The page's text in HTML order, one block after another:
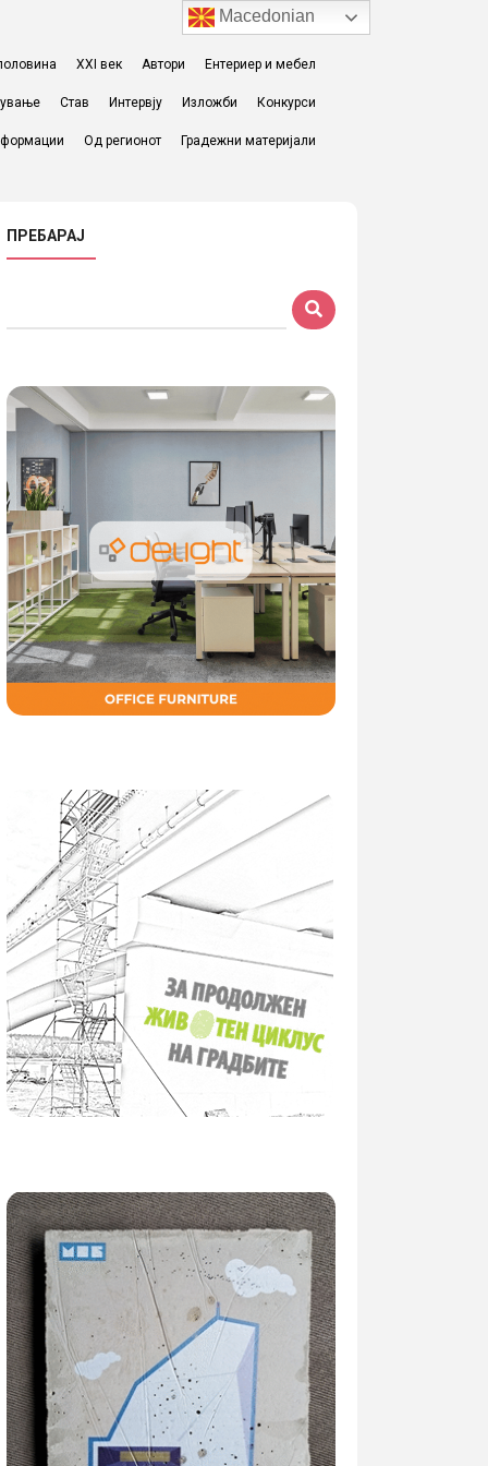
XXI век Автори Ентериер и мебел
Став Интервју Изложби Конкурси
Од регионот Градежни материјали
ПРЕБАРАЈ
Macedonian